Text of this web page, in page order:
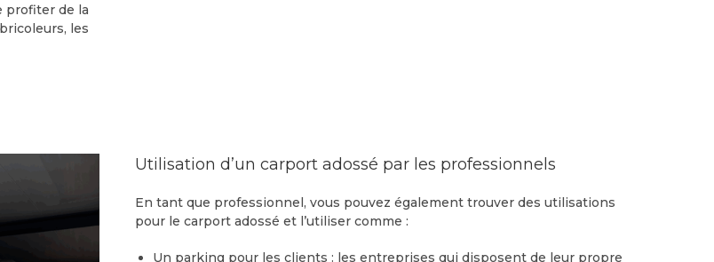
profiter de la
les
Utilisation d’un carport adossé par les professionnels
En tant que professionnel, vous pouvez également trouver des utilisations
pour le carport adossé et l’utiliser comme :
Un parking pour les clients : les entreprises qui disposent de leur propre